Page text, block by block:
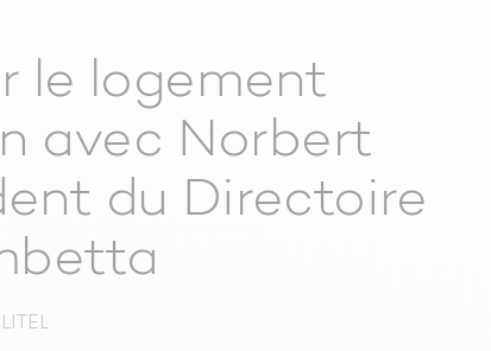
le logement
avec Norbert
du Directoire